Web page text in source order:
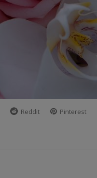
Reddit Pinterest